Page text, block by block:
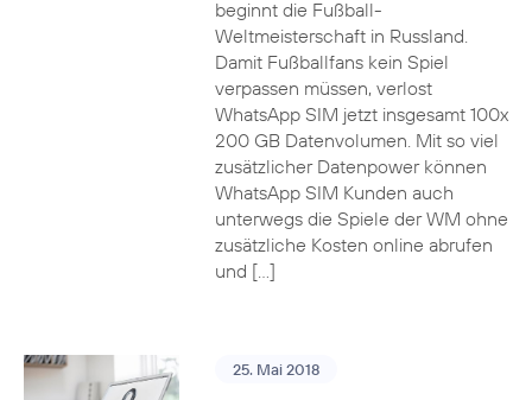
beginnt die Fußball-
Weltmeisterschaft in Russland.
Damit Fußballfans kein Spiel
verpassen müssen, verlost
WhatsApp SIM jetzt insgesamt 100x
200 GB Datenvolumen. Mit so viel
zusätzlicher Datenpower können
WhatsApp SIM Kunden auch
unterwegs die Spiele der WM ohne
zusätzliche Kosten online abrufen
und […]
25. Mai 2018